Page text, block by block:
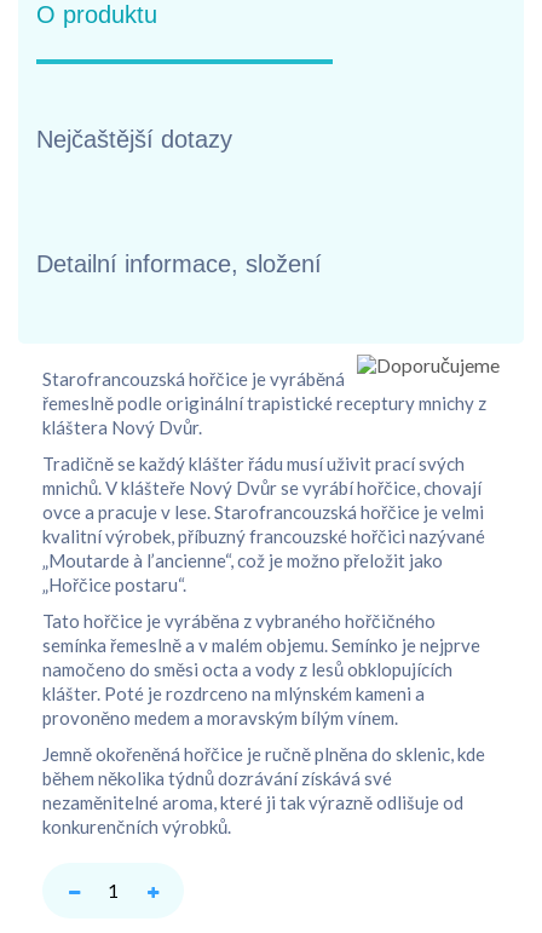
O produktu
Nejčaštější dotazy
Detailní informace, složení
Starofrancouzská hořčice je vyráběná
řemeslně podle originální trapistické receptury mnichy z
kláštera Nový Dvůr.
Tradičně se každý klášter řádu musí uživit prací svých
mnichů. V klášteře Nový Dvůr se vyrábí hořčice, chovají
ovce a pracuje v lese. Starofrancouzská hořčice je velmi
kvalitní výrobek, příbuzný francouzské hořčici nazývané
„Moutarde à l’ancienne“, což je možno přeložit jako
„Hořčice postaru“.
Tato hořčice je vyráběna z vybraného hořčičného
semínka řemeslně a v malém objemu. Semínko je nejprve
namočeno do směsi octa a vody z lesů obklopujících
klášter. Poté je rozdrceno na mlýnském kameni a
provoněno medem a moravským bílým vínem.
Jemně okořeněná hořčice je ručně plněna do sklenic, kde
během několika týdnů dozrávání získává své
nezaměnitelné aroma, které ji tak výrazně odlišuje od
konkurenčních výrobků.